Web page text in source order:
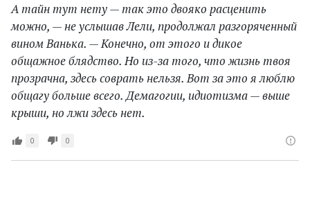
А тайн тут нету — так это двояко расценить
можно, — не услышав Лели, продолжал разгоряченный
вином Ванька. — Конечно, от этого и дикое
общажное блядство. Но из-за того, что жизнь твоя
прозрачна, здесь соврать нельзя. Вот за это я люблю
общагу больше всего. Демагогии, идиотизма — выше
крыши, но лжи здесь нет.
0 0